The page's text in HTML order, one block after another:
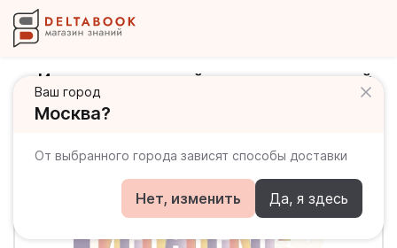
Ваш город
Москва?
От выбранного города зависят способы доставки
Нет, изменить Да, я здесь
Испанско-русский русско-испанский
словарь с произношением